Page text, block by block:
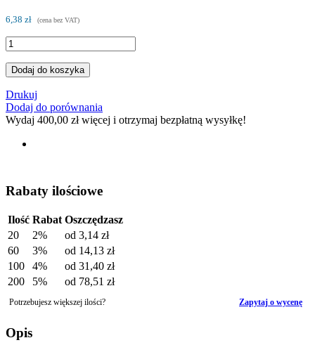
6,38 zł (cena bez VAT)
Dodaj do koszyka
Drukuj
Dodaj do porównania
Wydaj 400,00 złwięcej i otrzymaj bezpłatną wysyłkę!
Rabaty ilościowe
Ilość Rabat Oszczędzasz
20
2% od 3,14 zł
60
3% od 14,13 zł
100
4% od 31,40 zł
200
5% od 78,51 zł
Potrzebujesz większej ilości? Zapytaj o wycenę
Opis